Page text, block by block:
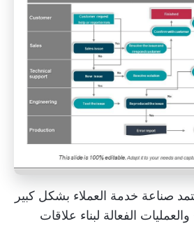
صناعة خدمة العملاء بشكل كبير
الفعالة لبناء علاقات